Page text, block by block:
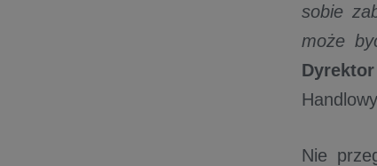
sobie
może
Nie